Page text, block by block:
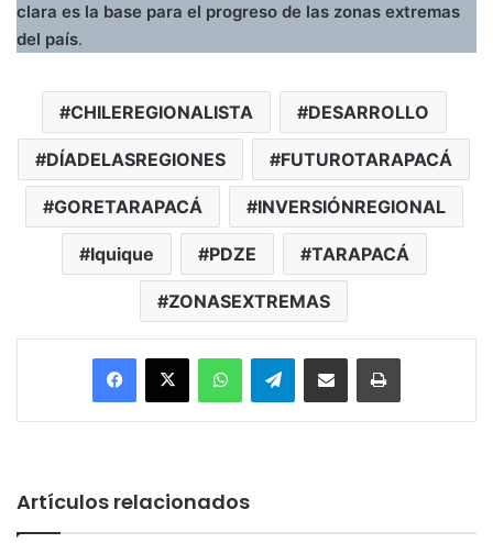
clara es la base para el progreso de las zonas extremas
del país.
CHILEREGIONALISTA DESARROLLO
DÍADELASREGIONES FUTUROTARAPACÁ
GORETARAPACÁ INVERSIÓNREGIONAL
Iquique PDZE TARAPACÁ
ZONASEXTREMAS
Facebook
X WhatsAppTelegramEnviar vía email Imprimir
Artículos relacionados